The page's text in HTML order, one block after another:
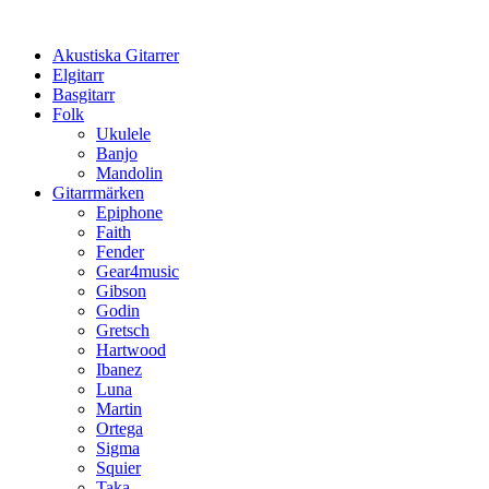
innehållAkustiska Gitarrer
Elgitarr
Basgitarr
Folk
Ukulele
Banjo
Mandolin
Gitarrmärken
Epiphone
Faith
Fender
Gear4music
Gibson
Godin
Gretsch
Hartwood
Ibanez
Luna
Martin
Ortega
Sigma
Squier